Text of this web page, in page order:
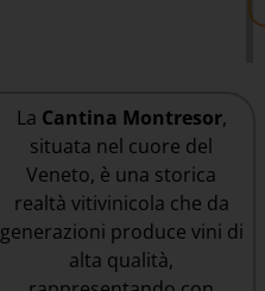
La Cantina Montresor,
situata nel cuore del
Veneto, è una storica
realtà vitivinicola che da
generazioni produce vini di
alta qualità,